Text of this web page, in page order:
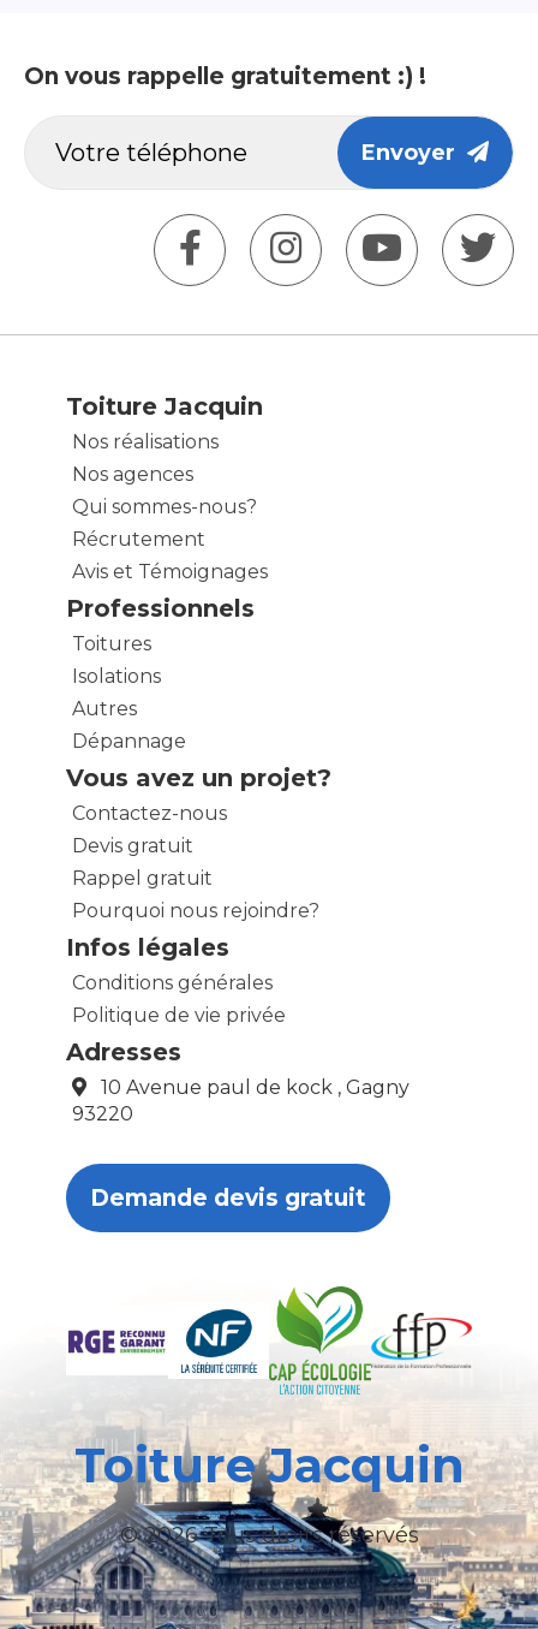
On vous rappelle gratuitement :) !
Envoyer
Toiture Jacquin
Nos réalisations
Nos agences
Qui sommes-nous?
Récrutement
Avis et Témoignages
Professionnels
Toitures
Isolations
Autres
Dépannage
Vous avez un projet?
Contactez-nous
Devis gratuit
Rappel gratuit
Pourquoi nous rejoindre?
Infos légales
Conditions générales
Politique de vie privée
Adresses
10 Avenue paul de kock , Gagny
93220
Demande devis gratuit
Toiture Jacquin
© 2026 Tous droits réservés